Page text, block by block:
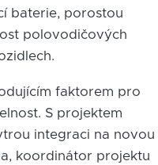
baterie, porostou
polovodičových
faktorem pro
S projektem
integraci na novou
koordinátor projektu